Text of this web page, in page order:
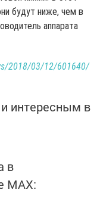
будут ниже, чем в
аппарата
2018/03/12/601640/
интересным в
в
MАХ: